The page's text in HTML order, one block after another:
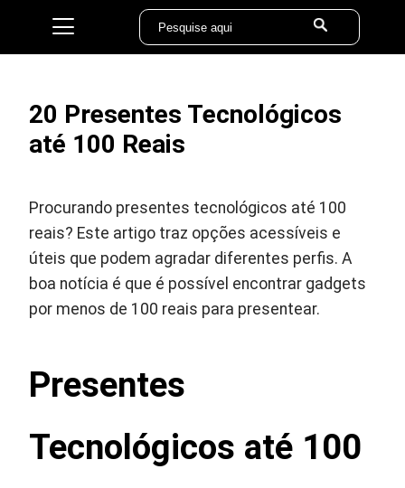
20 Presentes Tecnológicos
até 100 Reais
Procurando presentes tecnológicos até 100
reais? Este artigo traz opções acessíveis e
úteis que podem agradar diferentes perfis. A
boa notícia é que é possível encontrar gadgets
por menos de 100 reais para presentear.
Presentes
Tecnológicos até 100